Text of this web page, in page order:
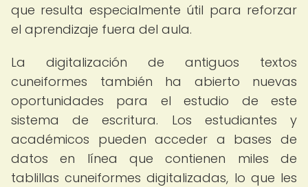
que resulta especialmente útil para reforzar
el aprendizaje fuera del aula.
La digitalización de antiguos textos
cuneiformes también ha abierto nuevas
oportunidades para el estudio de este
sistema de escritura. Los estudiantes y
académicos pueden acceder a bases de
datos en línea que contienen miles de
tablillas cuneiformes digitalizadas, lo que les